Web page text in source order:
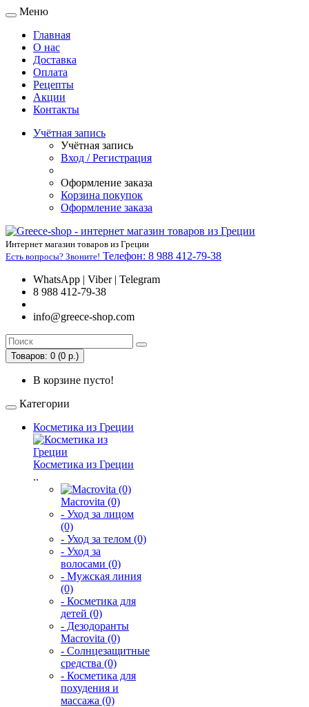
Меню
Главная
О нас
Доставка
Оплата
Рецепты
Акции
Контакты
Учётная запись
Учётная запись
Вход / Регистрация
Оформление заказа
Корзина покупок
Оформление заказа
Интернет магазин товаров из Греции
Есть вопросы? Звоните! Телефон: 8 988 412-79-38
WhatsApp | Viber | Telegram
8 988 412-79-38
info@greece-shop.com
Товаров: 0 (0 р.)
В корзине пусто!
Категории
Косметика из Греции
Косметика из Греции
..
Macrovita (0)
- Уход за лицом
(0)
- Уход за телом (0)
- Уход за
волосами (0)
- Мужская линия
(0)
- Косметика для
детей (0)
- Дезодоранты
Macrovita (0)
- Солнцезащитные
средства (0)
- Косметика для
похудения и
массажа (0)